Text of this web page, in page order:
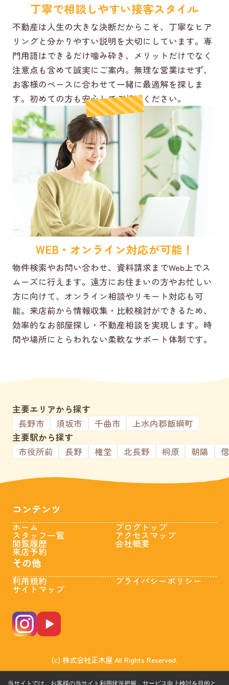
丁寧で相談しやすい接客スタイル
不動産は人生の大きな決断だからこそ、丁寧なヒア
リングと分かりやすい説明を大切にしています。専
門用語はできるだけ噛み砕き、メリットだけでなく
注意点も含めて誠実にご案内。無理な営業はせず、
お客様のペースに合わせて一緒に最適解を探しま
す。初めての方も安心してご相談ください。
WEB・オンライン対応が可能！
物件検索やお問い合わせ、資料請求までWeb上でス
ムーズに行えます。遠方にお住まいの方やお忙しい
方に向けて、オンライン相談やリモート対応も可
能。来店前から情報収集・比較検討ができるため、
効率的なお部屋探し・不動産相談を実現します。時
間や場所にとらわれない柔軟なサポート体制です。
主要エリアから探す
長野市
須坂市 千曲市
上水内郡飯綱町
主要駅から探す
市役所前
長野 権堂 北長野 桐原 朝陽
コンテンツ
ホーム
スタッフ一覧
閲覧履歴
来店予約
ブログトップ
アクセスマップ
会社概要
その他
利用規約
サイトマップ
プライバシーポリシー
(c) 株式会社正木屋 All Rights Reserved.
当サイトでは、お客様の当サイト利用状況把握、サービス向上検討を目的と